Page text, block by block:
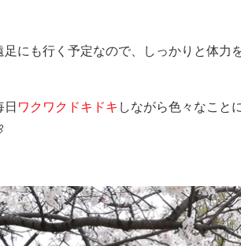
足にも行く予定なので、しっかりと体力
ワクワクドキドキ しながら色々なこと